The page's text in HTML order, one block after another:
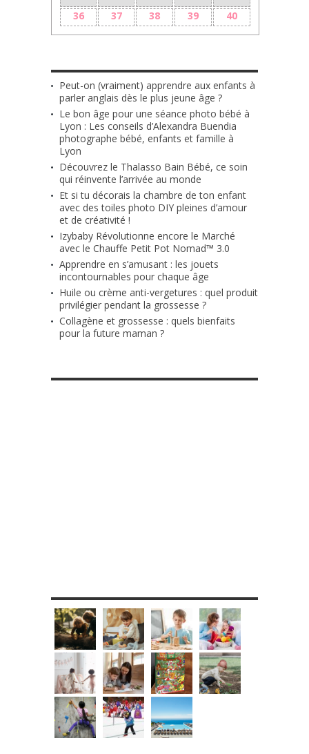
36
37 38 39 40
Peut-on (vraiment) apprendre aux enfants à
parler anglais dès le plus jeune âge ?
Le bon âge pour une séance photo bébé à
Lyon : Les conseils d’Alexandra Buendia
photographe bébé, enfants et famille à
Lyon
Découvrez le Thalasso Bain Bébé, ce soin
qui réinvente l’arrivée au monde
Et si tu décorais la chambre de ton enfant
avec des toiles photo DIY pleines d’amour
et de créativité !
Izybaby Révolutionne encore le Marché
avec le Chauffe Petit Pot Nomad™ 3.0
Apprendre en s’amusant : les jouets
incontournables pour chaque âge
Huile ou crème anti-vergetures : quel produit
privilégier pendant la grossesse ?
Collagène et grossesse : quels bienfaits
pour la future maman ?